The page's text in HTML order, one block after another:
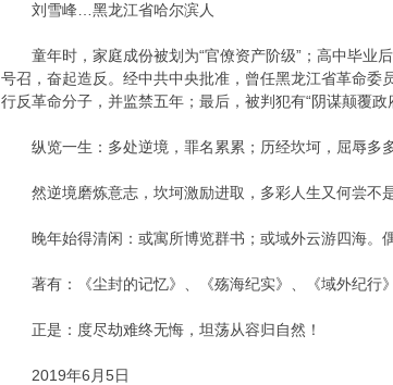
刘雪峰…黑龙江省哈尔滨人
童年时，家庭成份被划为“官僚资产阶级”；高中毕业后
号召，奋起造反。经中共中央批准，曾任黑龙江省革命委
行反革命分子，并监禁五年；最后，被判犯有“阴谋颠覆
纵览一生：多处逆境，罪名累累；历经坎坷，屈辱多多
然逆境磨炼意志，坎坷激励进取，多彩人生又何尝不是
晚年始得清闲：或寓所博览群书；或域外云游四海。偶
著有：《尘封的记忆》、《殇海纪实》、《域外纪行
正是：度尽劫难终无悔，坦荡从容归自然！
2019年6月5日